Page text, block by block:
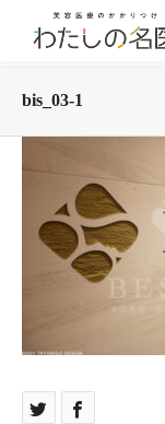
bis_03-1